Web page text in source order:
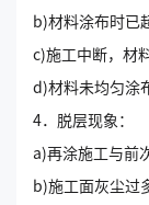
b)材料涂布时已
c)施工中断，材
d)材料未均匀涂
4．脱层现象：
a)再涂施工与前
b)施工面灰尘过